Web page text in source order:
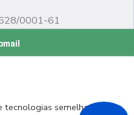
0001-61
tecnologias semelhantes de